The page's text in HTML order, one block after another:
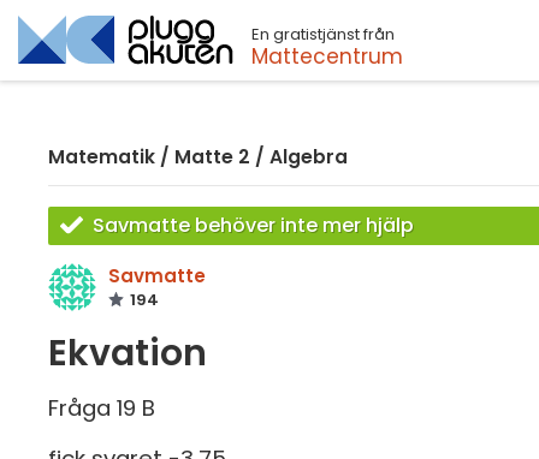
En gratistjänst från
Mattecentrum
Matematik / Matte 2 / Algebra
Savmatte behöver inte mer hjälp
Savmatte
194
Ekvation
Fråga 19 B
Sök